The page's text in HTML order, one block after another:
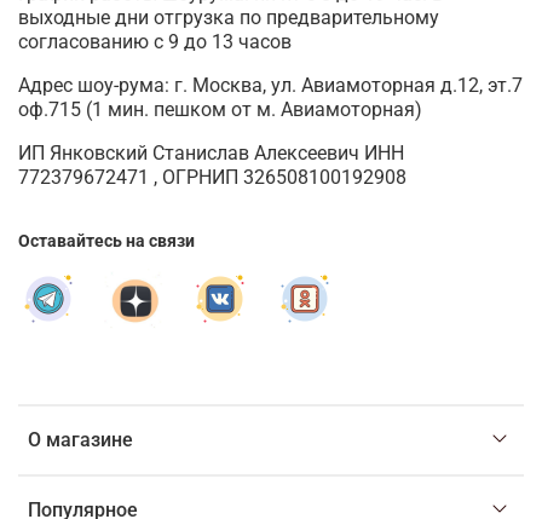
О магазине
Популярное
выходные дни отгрузка по предварительному
согласованию с 9 до 13 часов
Адрес шоу-рума: г. Москва, ул. Авиамоторная д.12, эт.7
оф.715 (1 мин. пешком от м. Авиамоторная)
ИП Янковский Станислав Алексеевич ИНН
772379672471 , ОГРНИП 326508100192908
Оставайтесь на связи